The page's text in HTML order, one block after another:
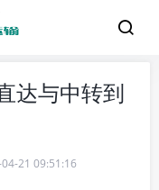
达与中转到
21 09:51:16